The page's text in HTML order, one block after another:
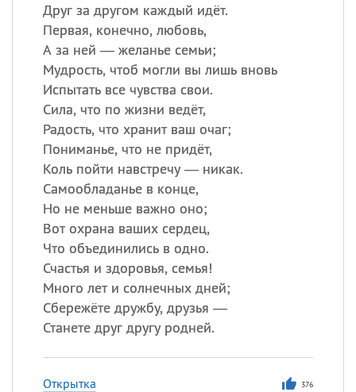
Друг за другом каждый идёт.
Первая, конечно, любовь,
А за ней — желанье семьи;
Мудрость, чтоб могли вы лишь вновь
Испытать все чувства свои.
Сила, что по жизни ведёт,
Радость, что хранит ваш очаг;
Пониманье, что не придёт,
Коль пойти навстречу — никак.
Самообладанье в конце,
Но не меньше важно оно;
Вот охрана ваших сердец,
Что объединились в одно.
Счастья и здоровья, семья!
Много лет и солнечных дней;
Сбережёте дружбу, друзья —
Станете друг другу родней.
Открытка 376